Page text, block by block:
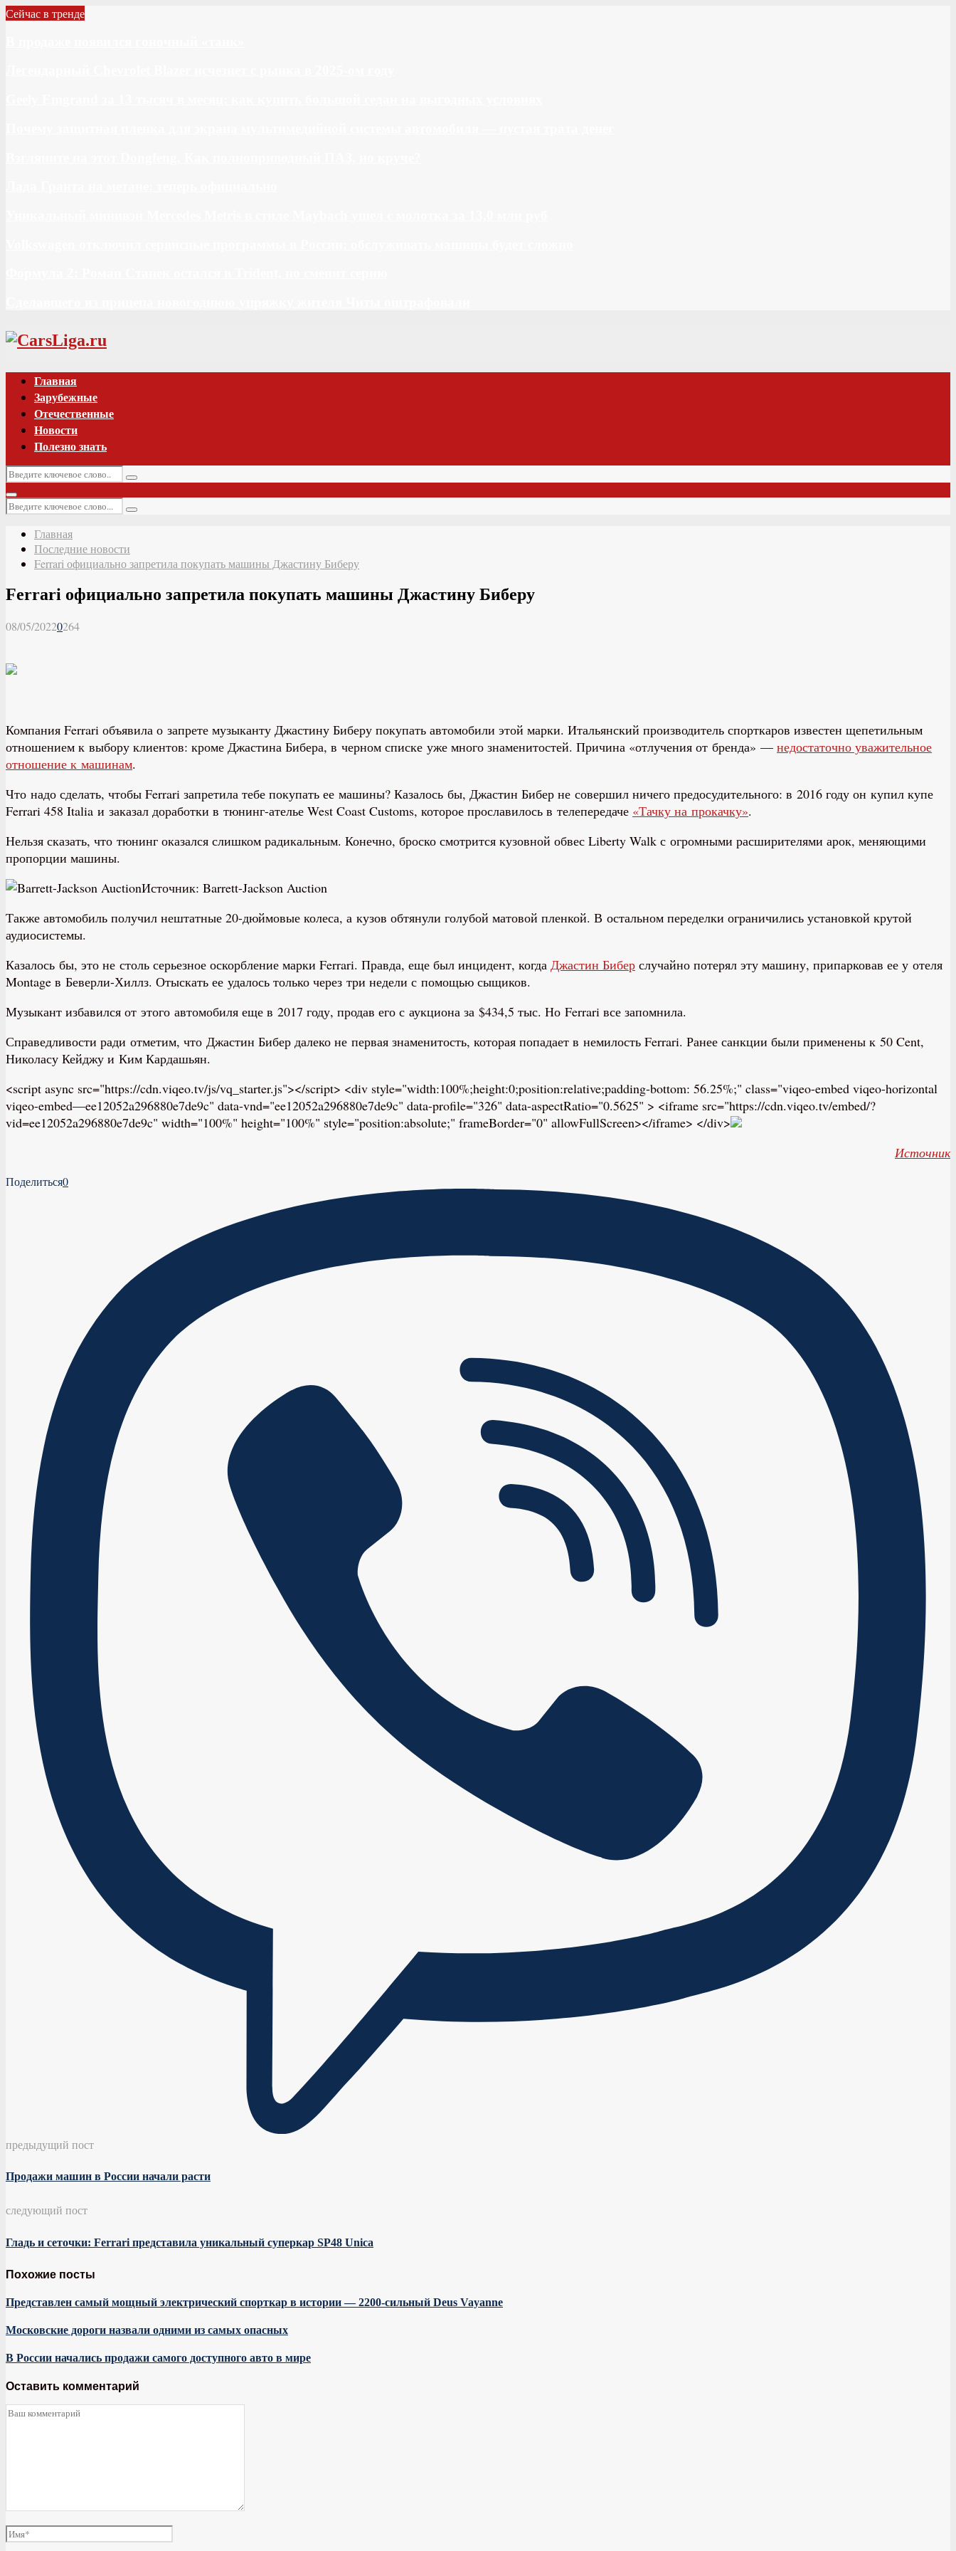
Сейчас в тренде
Vk
Главная
Зарубежные
Отечественные
Новости
Полезно знать
Искать:
Поиск
Основное
меню
Искать:
Поиск
Главная
Последние новости
Ferrari официально запретила покупать машины Джастину Биберу
Ferrari официально запретила покупать машины Джастину Биберу
08/05/20220264
Компания Ferrari объявила о запрете музыканту Джастину Биберу покупать автомобили этой марки. Итальянский производитель спорткаров известен щепетильным
отношением к выбору клиентов: кроме Джастина Бибера, в черном списке уже много знаменитостей. Причина «отлучения от бренда» — недостаточно уважительное
отношение к машинам.
Что надо сделать, чтобы Ferrari запретила тебе покупать ее машины? Казалось бы, Джастин Бибер не совершил ничего предосудительного: в 2016 году он купил купе
Ferrari 458 Italia и заказал доработки в тюнинг-ателье West Coast Customs, которое прославилось в телепередаче «Тачку на прокачку».
Нельзя сказать, что тюнинг оказался слишком радикальным. Конечно, броско смотрится кузовной обвес Liberty Walk с огромными расширителями арок, меняющими
пропорции машины.
Источник: Barrett-Jackson Auction
Также автомобиль получил нештатные 20-дюймовые колеса, а кузов обтянули голубой матовой пленкой. В остальном переделки ограничились установкой крутой
аудиосистемы.
Казалось бы, это не столь серьезное оскорбление марки Ferrari. Правда, еще был инцидент, когда Джастин Бибер случайно потерял эту машину, припарковав ее у отеля
Montage в Беверли-Хиллз. Отыскать ее удалось только через три недели с помощью сыщиков.
Музыкант избавился от этого автомобиля еще в 2017 году, продав его с аукциона за $434,5 тыс. Но Ferrari все запомнила.
Справедливости ради отметим, что Джастин Бибер далеко не первая знаменитость, которая попадает в немилость Ferrari. Ранее санкции были применены к 50 Cent,
Николасу Кейджу и Ким Кардашьян.
<script async src="https://cdn.viqeo.tv/js/vq_starter.js"></script> <div style="width:100%;height:0;position:relative;padding-bottom: 56.25%;" class="viqeo-embed viqeo-horizontal
viqeo-embed—ee12052a296880e7de9c" data-vnd="ee12052a296880e7de9c" data-profile="326" data-aspectRatio="0.5625" > <iframe src="https://cdn.viqeo.tv/embed/?
vid=ee12052a296880e7de9c" width="100%" height="100%" style="position:absolute;" frameBorder="0" allowFullScreen></iframe> </div>
Источник
Поделиться0
предыдущий пост
Продажи машин в России начали расти
следующий пост
Гладь и сеточки: Ferrari представила уникальный суперкар SP48 Unica
Похожие посты
Представлен самый мощный электрический спорткар в истории — 2200-сильный Deus Vayanne
Московские дороги назвали одними из самых опасных
В России начались продажи самого доступного авто в мире
Оставить комментарий